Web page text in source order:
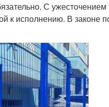
С ужесточением
к исполнению. В законе